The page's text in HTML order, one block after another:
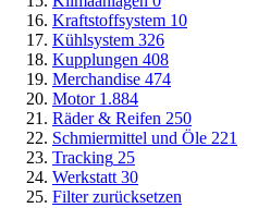
Kraftstoffsystem 10
Kühlsystem 326
Kupplungen 408
Merchandise 474
Motor 1.884
Räder & Reifen 250
Schmiermittel und Öle 221
Tracking 25
Werkstatt 30
Filter zurücksetzen